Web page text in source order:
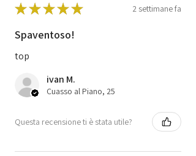
★★★★★ 2 settimane fa
Spaventoso!
top
ivan M.
Cuasso al Piano, 25
Questa recensione ti è stata utile?